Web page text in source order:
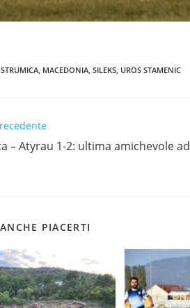
, MACEDONIA, SILEKS, UROS STAMENIC
– Atyrau 1-2: ultima amichevole ad
PIACERTI